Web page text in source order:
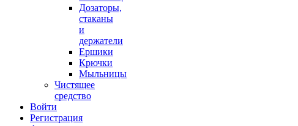
Дозаторы,
стаканы
и
держатели
Ершики
Крючки
Мыльницы
Чистящее
средство
Войти
Регистрация